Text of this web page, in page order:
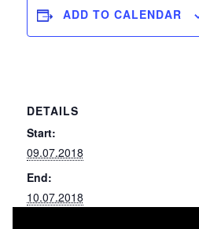
ADD TO CALENDAR
DETAILS
Start:
09.07.2018
End:
10.07.2018